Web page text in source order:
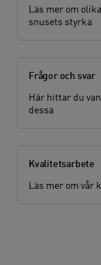
Läs mer om
snusets styrka
Frågor och svar
Här hittar du
dessa
Kvalitetsarbete
Läs mer om vår